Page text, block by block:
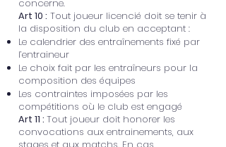
concerne.
Art 10 : Tout joueur licencié doit se tenir à
la disposition du club en acceptant :
Le calendrier des entraînements fixé par
l’entraineur
Le choix fait par les entraîneurs pour la
composition des équipes
Les contraintes imposées par les
compétitions où le club est engagé
Art 11 : Tout joueur doit honorer les
convocations aux entrainements, aux